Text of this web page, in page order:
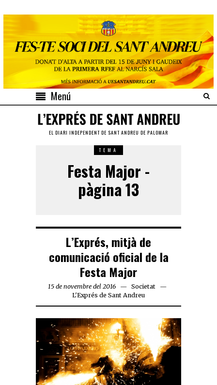
Menú
EL DIARI INDEPENDENT DE SANT ANDREU DE PALOMAR
TEMA
Festa Major -
pàgina 13
L’Exprés, mitjà de
comunicació oficial de la
Festa Major
15 de novembre del 2016
Societat
L'Exprés de Sant Andreu